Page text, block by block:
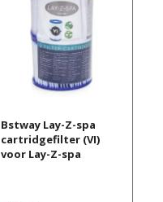
Bstway Lay-Z-spa
cartridgefilter (VI)
voor Lay-Z-spa